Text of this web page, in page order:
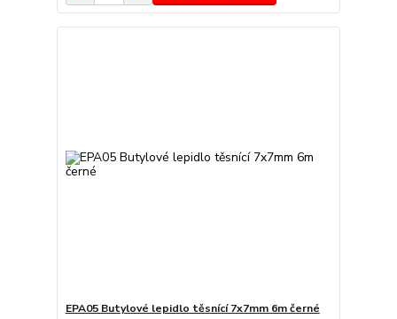
EPA05 Butylové lepidlo těsnící 7x7mm 6m černé